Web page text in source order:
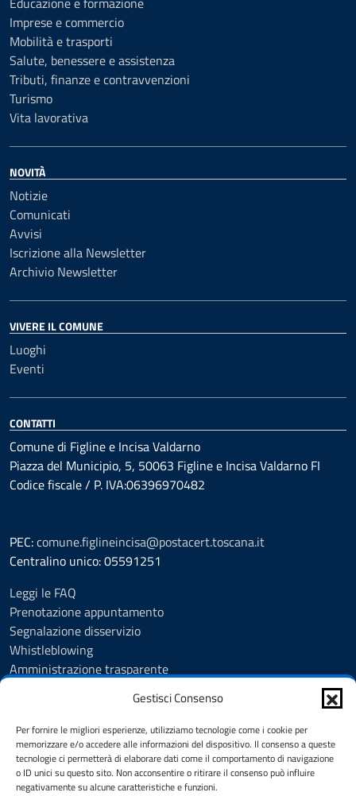
Gestisci Consenso
Per fornire le migliori esperienze, utilizziamo tecnologie come i cookie per
memorizzare e/o accedere alle informazioni del dispositivo. Il consenso a queste
tecnologie ci permetterà di elaborare dati come il comportamento di navigazione
o ID unici su questo sito. Non acconsentire o ritirare il consenso può influire
negativamente su alcune caratteristiche e funzioni.
Imprese e commercio
Mobilità e trasporti
Salute, benessere e assistenza
Tributi, finanze e contravvenzioni
Turismo
Vita lavorativa
NOVITÀ
Notizie
Comunicati
Avvisi
Iscrizione alla Newsletter
Archivio Newsletter
VIVERE IL COMUNE
Luoghi
Eventi
CONTATTI
Comune di Figline e Incisa Valdarno
Piazza del Municipio, 5, 50063 Figline e Incisa Valdarno FI
Codice fiscale / P. IVA:06396970482
PEC:comune.figlineincisa@postacert.toscana.it
Centralino unico: 05591251
Leggi le FAQ
Prenotazione appuntamento
Segnalazione disservizio
Whistleblowing
Amministrazione trasparente
Albo Pretorio
Cookie Policy
Informativa privacy
Dichiarazione di accessibilità